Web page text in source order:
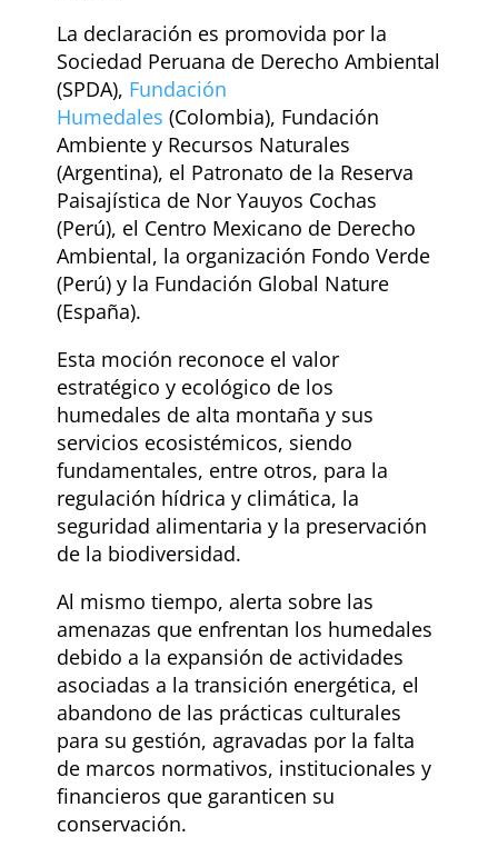
La declaración es promovida por la
Sociedad Peruana de Derecho Ambiental
(SPDA), Fundación
Humedales (Colombia), Fundación
Ambiente y Recursos Naturales
(Argentina), el Patronato de la Reserva
Paisajística de Nor Yauyos Cochas
(Perú), el Centro Mexicano de Derecho
Ambiental, la organización Fondo Verde
(Perú) y la Fundación Global Nature
(España).
Esta moción reconoce el valor
estratégico y ecológico de los
humedales de alta montaña y sus
servicios ecosistémicos, siendo
fundamentales, entre otros, para la
regulación hídrica y climática, la
seguridad alimentaria y la preservación
de la biodiversidad.
Al mismo tiempo, alerta sobre las
amenazas que enfrentan los humedales
debido a la expansión de actividades
asociadas a la transición energética, el
abandono de las prácticas culturales
para su gestión, agravadas por la falta
de marcos normativos, institucionales y
financieros que garanticen su
conservación.